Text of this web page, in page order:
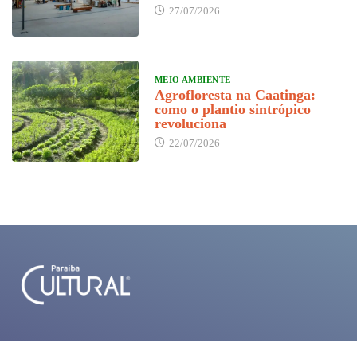
27/07/2026
MEIO AMBIENTE
Agrofloresta na Caatinga:
como o plantio sintrópico
revoluciona
22/07/2026